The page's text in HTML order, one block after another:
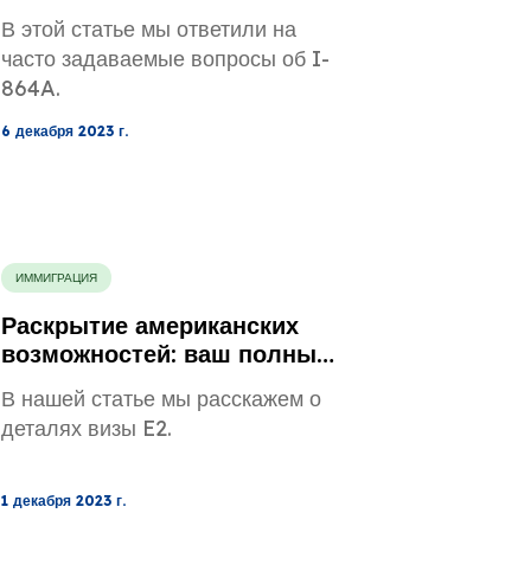
В этой статье мы ответили на
часто задаваемые вопросы об I-
864A.
6 декабря 2023 г.
ИММИГРАЦИЯ
Раскрытие американских
возможностей: ваш полный
путеводитель по визе E2
В нашей статье мы расскажем о
деталях визы E2.
1 декабря 2023 г.